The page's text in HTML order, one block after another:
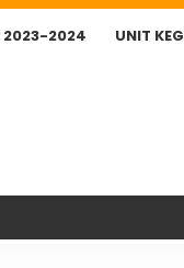
2023-2024 UNIT